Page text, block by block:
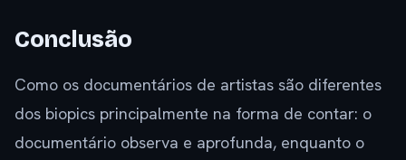
Conclusão
Como os documentários de artistas são diferentes
dos biopics principalmente na forma de contar: o
documentário observa e aprofunda, enquanto o